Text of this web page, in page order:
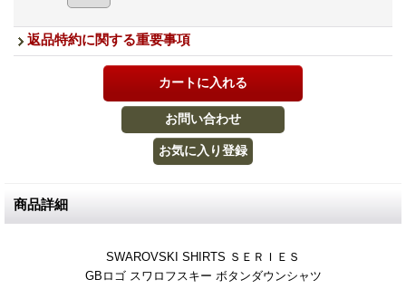
返品特約に関する重要事項
商品詳細
SWAROVSKI SHIRTS ＳＥＲＩＥＳ
GBロゴ スワロフスキー ボタンダウンシャツ